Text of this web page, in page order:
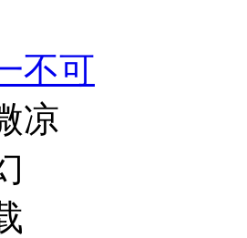
不可
凉